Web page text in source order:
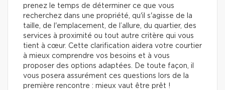
prenez le temps de déterminer ce que vous
recherchez dans une propriété, qu'il s'agisse de la
taille, de l'emplacement, de l’allure, du quartier, des
services à proximité ou tout autre critère qui vous
tient à cœur. Cette clarification aidera votre courtier
à mieux comprendre vos besoins et à vous
proposer des options adaptées. De toute façon, il
vous posera assurément ces questions lors de la
première rencontre : mieux vaut être prêt !